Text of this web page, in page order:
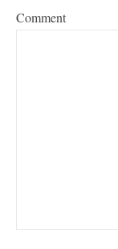
Comment